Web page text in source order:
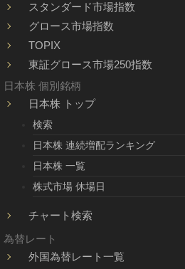
スタンダード市場指数
グロース市場指数
TOPIX
東証グロース市場250指数
日本株 個別銘柄
日本株 トップ
検索
日本株 連続増配ランキング
日本株 一覧
株式市場 休場日
チャート検索
為替レート
外国為替レート一覧